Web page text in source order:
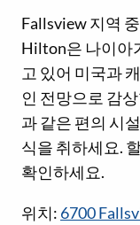
Fallsview 지역
Hilton은 나이아
고 있어 미국과
인 전망으로 감
과 같은 편의 시
식을 취하세요.
확인하세요.
위치: 6700